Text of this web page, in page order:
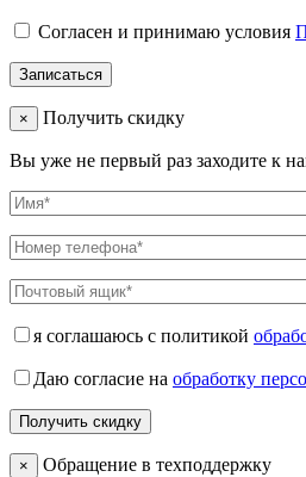
Согласен и принимаю условия
× Получить скидку
Вы уже не первый раз заходите к
я соглашаюсь с политикой
Даю согласие на обработку
× Обращение в техподдержку